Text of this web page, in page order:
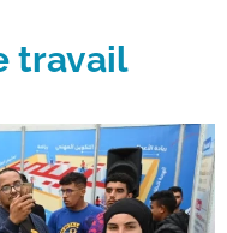
travail